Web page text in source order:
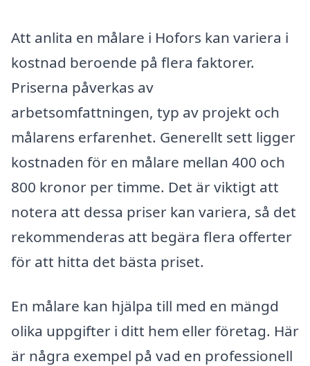
Att anlita en målare i Hofors kan variera i
kostnad beroende på flera faktorer.
Priserna påverkas av
arbetsomfattningen, typ av projekt och
målarens erfarenhet. Generellt sett ligger
kostnaden för en målare mellan 400 och
800 kronor per timme. Det är viktigt att
notera att dessa priser kan variera, så det
rekommenderas att begära flera offerter
för att hitta det bästa priset.
En målare kan hjälpa till med en mängd
olika uppgifter i ditt hem eller företag. Här
är några exempel på vad en professionell